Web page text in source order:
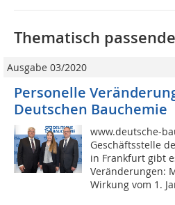
Thematisch
Ausgabe 03/2020
Personelle
Deutschen Bauchemie
www.deutsche-
Geschäftsstelle
in Frankfurt gibt
Veränderungen:
Wirkung vom 1.